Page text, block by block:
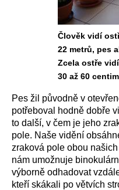
Člověk vidí
22 metrů, pes
Zcela ostře
30 až 60
Pes žil původně v
potřeboval hodně dobře
to další, v čem je jeho
pole. Naše vidění
zraková pole obou
nám umožnuje
výborně odhadovat
kteří skákali po větvích